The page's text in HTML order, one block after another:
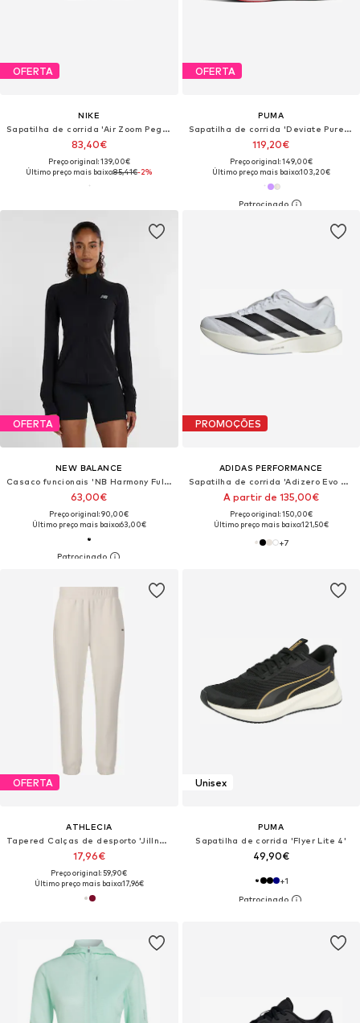
OFERTA
NIKE
Sapatilha de corrida 'Air Zoom Pegasus 41'
83,40€
Preço original: 139,00€
Último preço mais baixo:85,41€-2%
OFERTA
PUMA
Sapatilha de corrida 'Deviate Pure NITRO™'
119,20€
Preço original: 149,00€
Último preço mais baixo:103,20€
OFERTA
NEW BALANCE
Casaco funcionais 'NB Harmony Full Zip'
63,00€
Preço original: 90,00€
Último preço mais baixo:63,00€
PROMOÇÕES
ADIDAS PERFORMANCE
Sapatilha de corrida 'Adizero Evo SL'
A partir de 135,00€
Preço original: 150,00€
Último preço mais baixo:121,50€
+7
OFERTA
ATHLECIA
Tapered Calças de desporto 'Jillnana V2'
17,96€
Preço original: 59,90€
Último preço mais baixo:17,96€
Unisex
PUMA
Sapatilha de corrida 'Flyer Lite 4'
49,90€
+1